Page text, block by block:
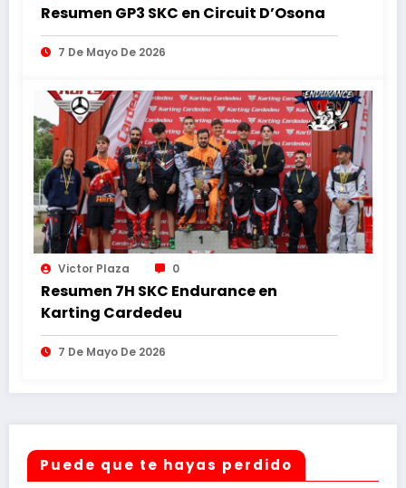
Resumen GP3 SKC en Circuit D’Osona
7 De Mayo De 2026
Victor Plaza 0
Resumen 7H SKC Endurance en
Karting Cardedeu
7 De Mayo De 2026
Puede que te hayas perdido